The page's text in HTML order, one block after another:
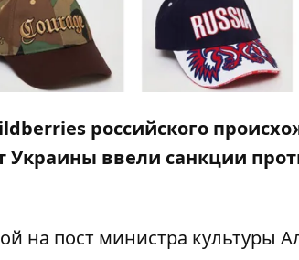
российского
Украины ввели санкции
на пост министра культуры